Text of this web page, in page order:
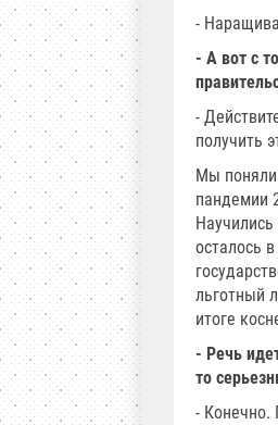
-
- А вот с
-
получить
Мы поняли
пандемии
осталось
льготный
итоге
- Речь
то
- Конечно.